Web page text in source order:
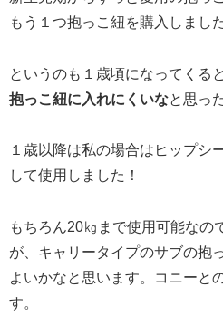
もう１つ抱っこ紐を購入しました
というのも１歳頃になってくると
抱っこ紐に入れにくいなと思っ
１歳以降は私の場合はヒップシ
して使用しました！
もちろん20㎏まで使用可能なの
が、キャリータイプのサブの抱
よいかなと思います。コニーと
す。